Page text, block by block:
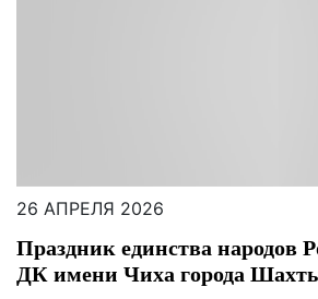
26 АПРЕЛЯ 2026
Праздник единства народов
ДК имени Чиха города